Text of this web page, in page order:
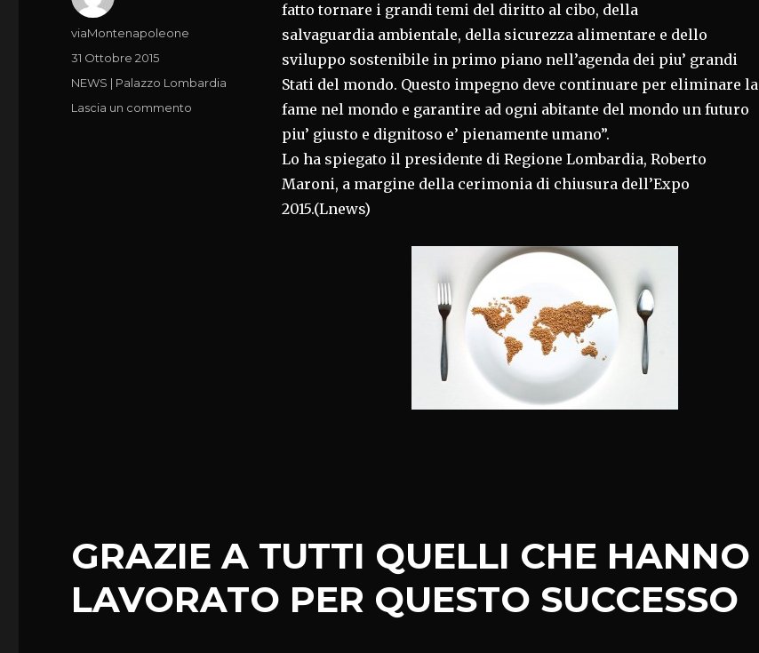
fatto tornare i grandi temi del diritto al cibo, della
salvaguardia ambientale, della sicurezza alimentare e dello
sviluppo sostenibile in primo piano nell’agenda dei piu’ grandi
Stati del mondo. Questo impegno deve continuare per eliminare la
fame nel mondo e garantire ad ogni abitante del mondo un futuro
piu’ giusto e dignitoso e’ pienamente umano”.
Lo ha spiegato il presidente di Regione Lombardia, Roberto
Maroni, a margine della cerimonia di chiusura dell’Expo
2015.(Lnews)
Autore
viaMontenapoleone
Pubblicato
31 Ottobre 2015
Categorie
NEWS | Palazzo Lombardia
Lascia un commento
GRAZIE A TUTTI QUELLI CHE HANNO
LAVORATO PER QUESTO SUCCESSO